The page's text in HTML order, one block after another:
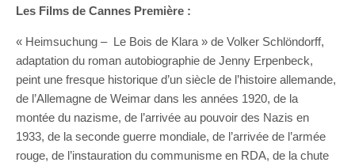
Les Films de Cannes Première :
« Heimsuchung – Le Bois de Klara » de Volker Schlöndorff,
adaptation du roman autobiographie de Jenny Erpenbeck,
peint une fresque historique d’un siècle de l’histoire allemande,
de l’Allemagne de Weimar dans les années 1920, de la
montée du nazisme, de l’arrivée au pouvoir des Nazis en
1933, de la seconde guerre mondiale, de l’arrivée de l’armée
rouge, de l’instauration du communisme en RDA, de la chute